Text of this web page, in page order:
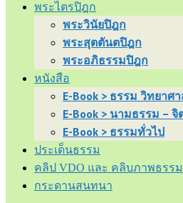
พระไตรปิฎก
พระวินัยปิฎก
พระสุตตันตปิฎก
พระอภิธรรมปิฎก
หนังสือ
E-Book > ธรรม วิทยาศ
E-Book > นามธรรม – จิ
E-Book > ธรรมทั่วไป
ประเด็นธรรม
คลิป VDO และ คลิบภาพธรรม
กระดานสนทนา